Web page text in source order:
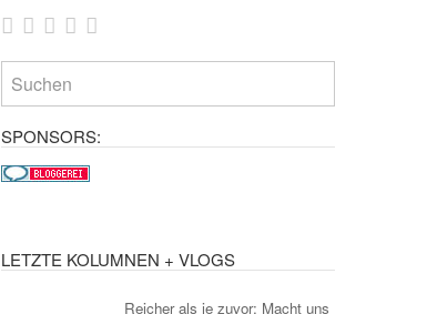
SPONSORS:
LETZTE KOLUMNEN + VLOGS
Reicher als je zuvor: Macht uns